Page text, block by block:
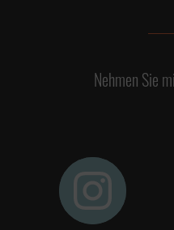
Nehmen Sie